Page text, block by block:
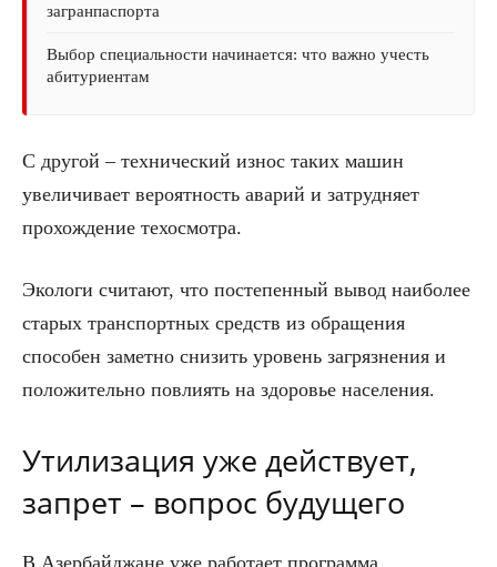
загранпаспорта
Выбор специальности начинается: что важно учесть
абитуриентам
С другой – технический износ таких машин
увеличивает вероятность аварий и затрудняет
прохождение техосмотра.
Экологи считают, что постепенный вывод наиболее
старых транспортных средств из обращения
способен заметно снизить уровень загрязнения и
положительно повлиять на здоровье населения.
Утилизация уже действует,
запрет – вопрос будущего